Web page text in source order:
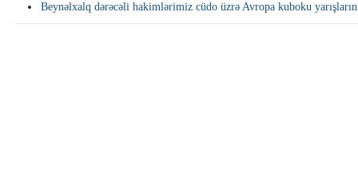
Beynəlxalq dərəcəli hakimlərimiz cüdo üzrə Avropa kuboku